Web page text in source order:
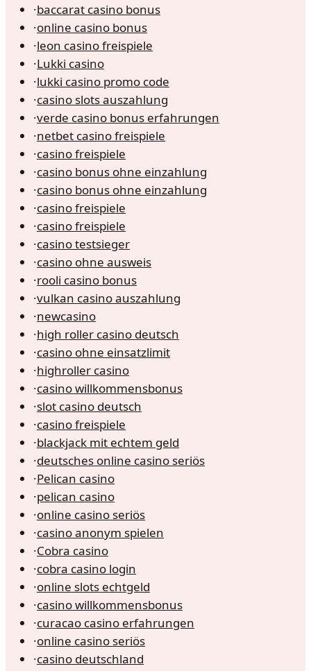
·baccarat casino bonus
·online casino bonus
·leon casino freispiele
·Lukki casino
·lukki casino promo code
·casino slots auszahlung
·verde casino bonus erfahrungen
·netbet casino freispiele
·casino freispiele
·casino bonus ohne einzahlung
·casino bonus ohne einzahlung
·casino freispiele
·casino freispiele
·casino testsieger
·casino ohne ausweis
·rooli casino bonus
·vulkan casino auszahlung
·newcasino
·high roller casino deutsch
·casino ohne einsatzlimit
·highroller casino
·casino willkommensbonus
·slot casino deutsch
·casino freispiele
·blackjack mit echtem geld
·deutsches online casino seriös
·Pelican casino
·pelican casino
·online casino seriös
·casino anonym spielen
·Cobra casino
·cobra casino login
·online slots echtgeld
·casino willkommensbonus
·curacao casino erfahrungen
·online casino seriös
·casino deutschland